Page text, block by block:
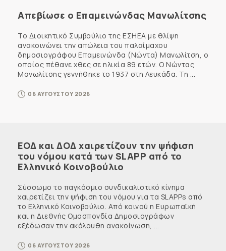
Απεβίωσε ο Επαμεινώνδας Μανωλίτσης
Το Διοικητικό Συμβούλιο της ΕΣΗΕΑ με θλίψη
ανακοινώνει την απώλεια του παλαίμαχου
δημοσιογράφου Επαμεινώνδα (Νώντα) Μανωλίτση, ο
οποίος πέθανε χθες σε ηλικία 89 ετών. Ο Νώντας
Μανωλίτσης γεννήθηκε το 1937 στη Λευκάδα. Τη ...
06 ΑΥΓΟΥΣΤΟΥ 2026
ΕΟΔ και ΔΟΔ χαιρετίζουν την ψήφιση
του νόμου κατά των SLAPP από το
Ελληνικό Κοινοβούλιο
Σύσσωμο το παγκόσμιο συνδικαλιστικό κίνημα
χαιρετίζει την ψήφιση του νόμου για τα SLAPPs από
το Ελληνικό Κοινοβούλιο. Από κοινού η Ευρωπαϊκή
και η Διεθνής Ομοσπονδία Δημοσιογράφων
εξέδωσαν την ακόλουθη ανακοίνωση, ...
06 ΑΥΓΟΥΣΤΟΥ 2026